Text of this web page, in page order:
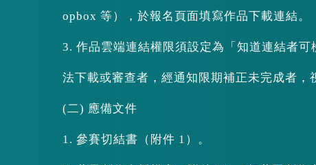
opbox 等），於報名頁面填寫作品下載連結。
3. 作品雲端連結權限須設定為「知道連結者
法下載或審查者，經通知限期補正未完成者，
(二) 應備文件
1. 參賽切結書（附件 1）。